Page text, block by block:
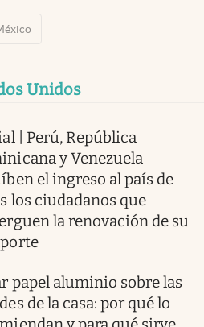
Unidos
| Perú, República
y Venezuela
el ingreso al país de
los ciudadanos que
la renovación de su
papel aluminio sobre las
de la casa: por qué lo